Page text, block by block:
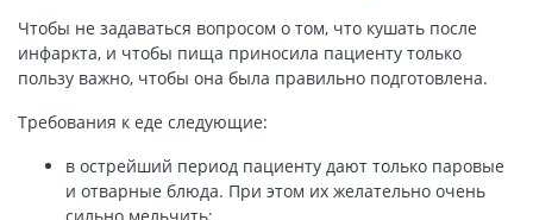
Чтобы не задаваться вопросом о том, что кушать после
инфаркта, и чтобы пища приносила пациенту только
пользу важно, чтобы она была правильно подготовлена.
Требования к еде следующие:
в острейший период пациенту дают только паровые
и отварные блюда. При этом их желательно очень